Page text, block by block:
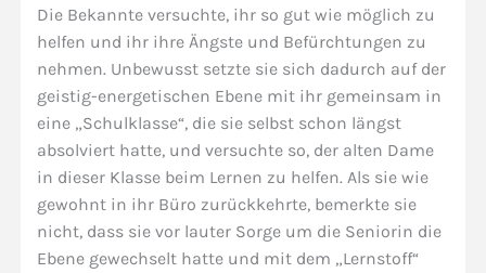
Die Bekannte versuchte, ihr so gut wie möglich zu
helfen und ihr ihre Ängste und Befürchtungen zu
nehmen. Unbewusst setzte sie sich dadurch auf der
geistig-energetischen Ebene mit ihr gemeinsam in
eine „Schulklasse“, die sie selbst schon längst
absolviert hatte, und versuchte so, der alten Dame
in dieser Klasse beim Lernen zu helfen. Als sie wie
gewohnt in ihr Büro zurückkehrte, bemerkte sie
nicht, dass sie vor lauter Sorge um die Seniorin die
Ebene gewechselt hatte und mit dem „Lernstoff“